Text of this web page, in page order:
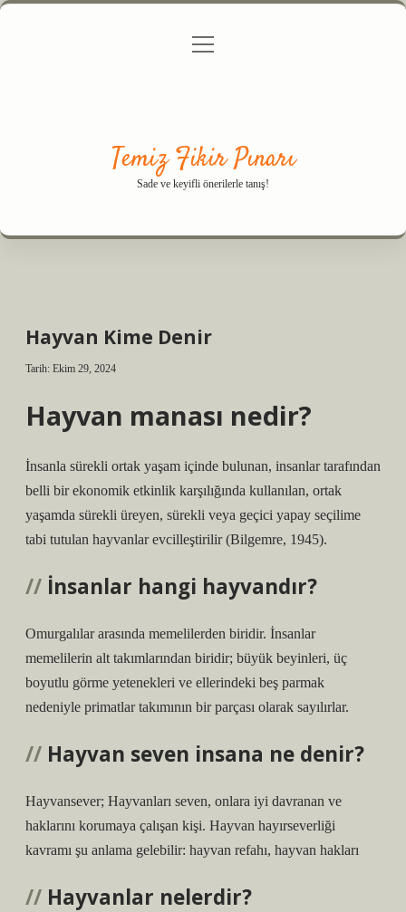
Gizlilik Politikası
menüyü
Temiz Fikir Pınarı
Sade ve keyifli önerilerle tanış!
Hayvan Kime Denir
Tarih: Ekim 29, 2024
Hayvan manası nedir?
İnsanla sürekli ortak yaşam içinde bulunan, insanlar tarafından
belli bir ekonomik etkinlik karşılığında kullanılan, ortak
yaşamda sürekli üreyen, sürekli veya geçici yapay seçilime
tabi tutulan hayvanlar evcilleştirilir (Bilgemre, 1945).
İnsanlar hangi hayvandır?
Omurgalılar arasında memelilerden biridir. İnsanlar
memelilerin alt takımlarından biridir; büyük beyinleri, üç
boyutlu görme yetenekleri ve ellerindeki beş parmak
nedeniyle primatlar takımının bir parçası olarak sayılırlar.
Hayvan seven insana ne denir?
Hayvansever; Hayvanları seven, onlara iyi davranan ve
haklarını korumaya çalışan kişi. Hayvan hayırseverliği
kavramı şu anlama gelebilir: hayvan refahı, hayvan hakları
Hayvanlar nelerdir?